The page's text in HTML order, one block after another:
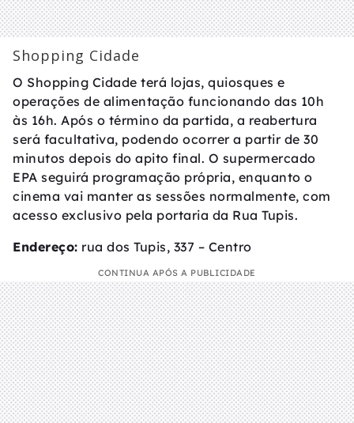
Shopping Cidade
O Shopping Cidade terá lojas, quiosques e
operações de alimentação funcionando das 10h
às 16h. Após o término da partida, a reabertura
será facultativa, podendo ocorrer a partir de 30
minutos depois do apito final. O supermercado
EPA seguirá programação própria, enquanto o
cinema vai manter as sessões normalmente, com
acesso exclusivo pela portaria da Rua Tupis.
Endereço: rua dos Tupis, 337 – Centro
CONTINUA APÓS A PUBLICIDADE